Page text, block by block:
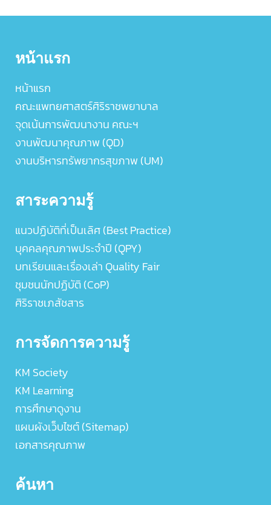
หน้าแรก
หน้าแรก
คณะแพทยศาสตร์ศิริราชพยาบาล
จุดเน้นการพัฒนางาน คณะฯ
งานพัฒนาคุณภาพ (QD)
งานบริหารทรัพยากรสุขภาพ (UM)
สาระความรู้
แนวปฏิบัติที่เป็นเลิศ (Best Practice)
บุคคลคุณภาพประจำปี (QPY)
บทเรียนและเรื่องเล่า Quality Fair
ชุมชนนักปฏิบัติ (CoP)
ศิริราชเภสัชสาร
การจัดการความรู้
KM Society
KM Learning
การศึกษาดูงาน
แผนผังเว็บไซต์ (Sitemap)
เอกสารคุณภาพ
ค้นหา